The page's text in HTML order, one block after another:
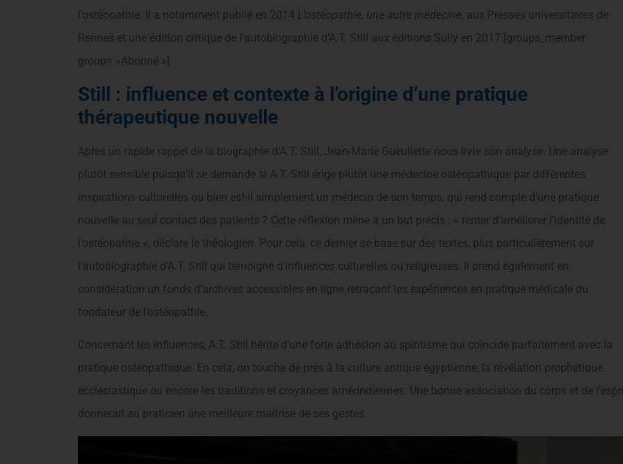
l’ostéopathie. Il a notamment publié en 2014 L’ostéopathie, une autre médecine, aux Presses universitaires de
Rennes et une édition critique de l’autobiographie d’A.T. Still aux éditions Sully en 2017.[groups_member
group= »Abonné »]
Still : influence et contexte à l’origine d’une pratique
thérapeutique nouvelle
Après un rapide rappel de la biographie d’A.T. Still, Jean-Marie Gueullette nous livre son analyse. Une analyse
plutôt sensible puisqu’il se demande si A.T. Still érige plutôt une médecine ostéopathique par différentes
inspirations culturelles ou bien est-il simplement un médecin de son temps, qui rend compte d’une pratique
nouvelle au seul contact des patients ? Cette réflexion mène à un but précis : « tenter d’améliorer l’identité de
l’ostéopathie », déclare le théologien. Pour cela, ce dernier se base sur des textes, plus particulièrement sur
l’autobiographie d’A.T. Still qui témoigne d’influences culturelles ou religieuses. Il prend également en
considération un fonds d’archives accessibles en ligne retraçant les expériences en pratique médicale du
fondateur de l’ostéopathie.
Concernant les influences, A.T. Still hérite d’une forte adhésion au spiritisme qui coïncide parfaitement avec la
pratique ostéopathique. En cela, on touche de près à la culture antique égyptienne, la révélation prophétique
ecclésiastique ou encore les traditions et croyances amérindiennes. Une bonne association du corps et de
donnerait au praticien une meilleure maîtrise de ses gestes.